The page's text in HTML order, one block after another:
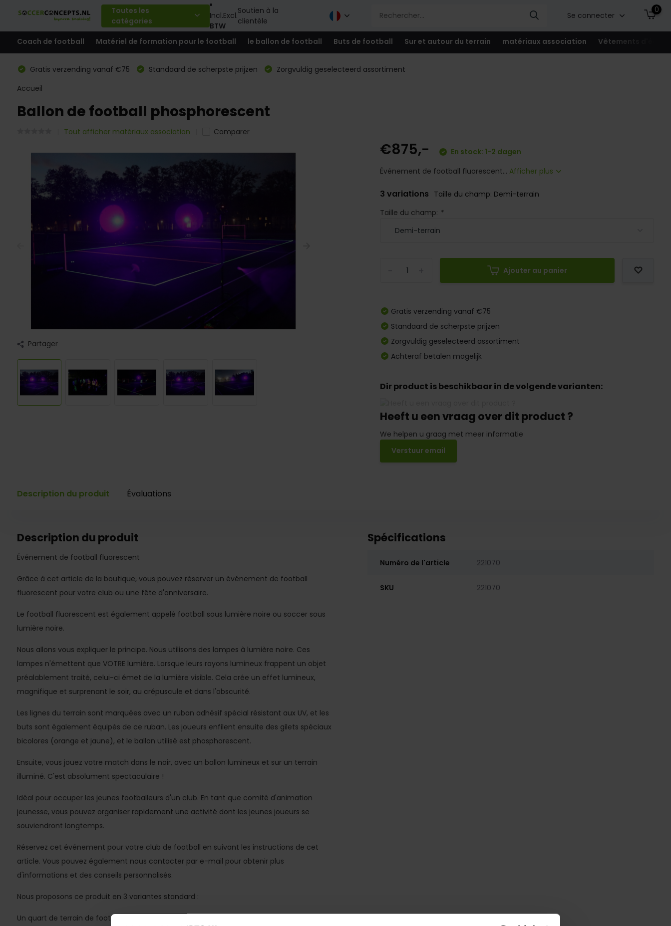
Toutes les
catégories
Incl.Excl.
BTW
Soutien à la
clientèle
Se connecter
0
Coach de football Matériel de formation pour le football le ballon de football Buts de football Sur et autour du terrain matériaux association Vêtements
Gratis verzending vanaf €75 Standaard de scherpste prijzen
Zorgvuldig geselecteerd assortiment
Accueil
Ballon de football phosphorescent
Tout afficher matériaux association Comparer
Partager
€875,-
En stock: 1-2 dagen
Événement de football fluorescent... Afficher plus
3 variations Taille du champ: Demi-terrain
Taille du champ: *
Ajouter au panier
Gratis verzending vanaf €75
Standaard de scherpste prijzen
Zorgvuldig geselecteerd assortiment
Achteraf betalen mogelijk
Dir product is beschikbaar in de volgende varianten:
Heeft u een vraag over dit product ?
We helpen u graag met meer informatie
Verstuur email
Description du produit Évaluations
Description du produit
Événement de football fluorescent
Grâce à cet article de la boutique, vous pouvez réserver un événement de football
fluorescent pour votre club ou une fête d'anniversaire.
Le football fluorescent est également appelé football sous lumière noire ou soccer sous
lumière noire.
Nous allons vous expliquer le principe. Nous utilisons des lampes à lumière noire. Ces
lampes n'émettent que VOTRE lumière. Lorsque leurs rayons lumineux frappent un objet
préalablement traité, celui-ci émet de la lumière visible. Cela crée un effet lumineux,
magnifique et surprenant le soir, au crépuscule et dans l'obscurité.
Les lignes du terrain sont marquées avec un ruban adhésif spécial résistant aux UV, et les
buts sont également équipés de ce ruban. Les joueurs enfilent ensuite des gilets spéciaux
bicolores (orange et jaune), et le ballon utilisé est phosphorescent.
Ensuite, vous jouez votre match dans le noir, avec un ballon lumineux et sur un terrain
illuminé. C'est absolument spectaculaire !
Idéal pour occuper les jeunes footballeurs d'un club. En tant que comité d'animation
jeunesse, vous pouvez organiser rapidement une activité dont les jeunes joueurs se
souviendront longtemps.
Réservez cet événement pour votre club de football en suivant les instructions de cet
article. Vous pouvez également nous contacter par e-mail pour obtenir plus
d'informations et des conseils personnalisés.
Nous proposons ce produit en 3 variantes standard :
Un quart de terrain de football équipé de 6 lampes UV sur trépieds hauts, avec
Spécifications
Numéro de l'article 221070
SKU 221070